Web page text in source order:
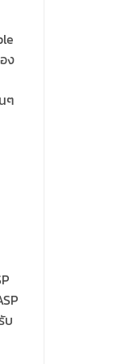
ง
ๆ
บ